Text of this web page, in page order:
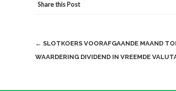
Share this Post
Post
navigation
← SLOTKOERS VOORAFGAANDE MAAND
WAARDERING DIVIDEND IN VREEMDE